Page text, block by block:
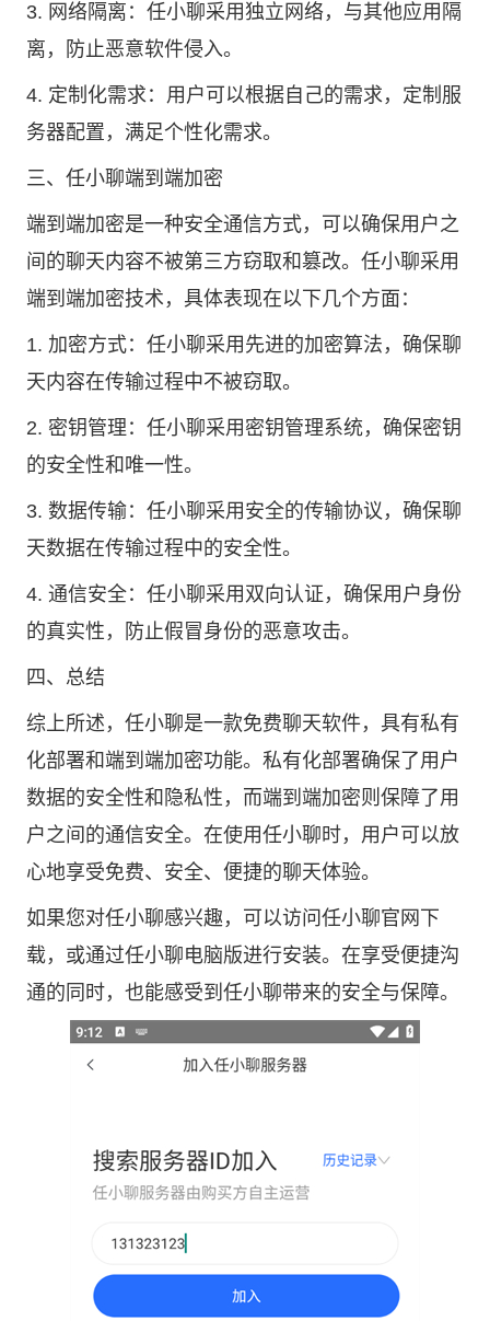
3. 网络隔离：任小聊采用独立网络，与其他应用隔
离，防止恶意软件侵入。
4. 定制化需求：用户可以根据自己的需求，定制服
务器配置，满足个性化需求。
三、任小聊端到端加密
端到端加密是一种安全通信方式，可以确保用户之
间的聊天内容不被第三方窃取和篡改。任小聊采用
端到端加密技术，具体表现在以下几个方面：
1. 加密方式：任小聊采用先进的加密算法，确保聊
天内容在传输过程中不被窃取。
2. 密钥管理：任小聊采用密钥管理系统，确保密钥
的安全性和唯一性。
3. 数据传输：任小聊采用安全的传输协议，确保聊
天数据在传输过程中的安全性。
4. 通信安全：任小聊采用双向认证，确保用户身份
的真实性，防止假冒身份的恶意攻击。
四、总结
综上所述，任小聊是一款免费聊天软件，具有私有
化部署和端到端加密功能。私有化部署确保了用户
数据的安全性和隐私性，而端到端加密则保障了用
户之间的通信安全。在使用任小聊时，用户可以放
心地享受免费、安全、便捷的聊天体验。
如果您对任小聊感兴趣，可以访问 任小聊官网 下
载，或通过任小聊电脑版进行安装。在享受便捷沟
通的同时，也能感受到任小聊带来的安全与保障。